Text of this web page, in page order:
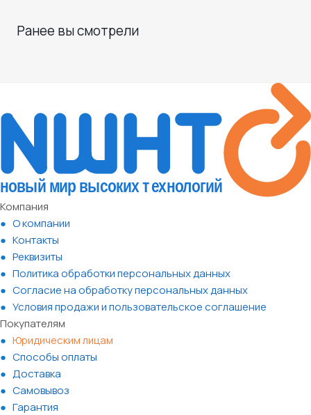
Ранее вы смотрели
Компания
О компании
Контакты
Реквизиты
Политика обработки персональных данных
Согласие на обработку персональных данных
Условия продажи и пользовательское соглашение
Покупателям
Юридическим лицам
Способы оплаты
Доставка
Самовывоз
Гарантия